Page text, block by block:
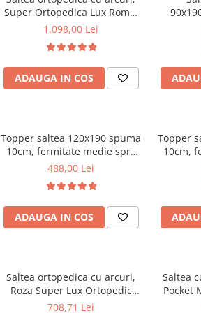
Super Ortopedica Lux Roma,
180x200x23cm, fermitate tare,
vara-iarna, sistem aerisire
perimetral, Saltex
1.098,00 Lei
ADAUGA IN COS
Topper saltea 120x190 spuma
10cm, fermitate medie spre
tare, spuma poliuretanica,
microfibra, Saltsib
488,00 Lei
ADAUGA IN COS
Topper
10cm,
tare,
Saltea ortopedica cu arcuri,
Roza Super Lux Ortopedic
125x190x25cm, fermitate
708,71 Lei
Saltea
Pocket